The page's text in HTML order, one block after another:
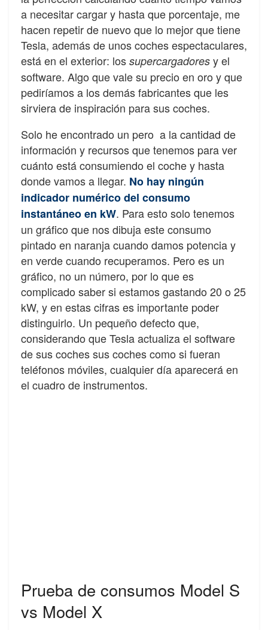
a necesitar cargar y hasta que porcentaje, me
hacen repetir de nuevo que lo mejor que tiene
Tesla, además de unos coches espectaculares,
está en el exterior: los supercargadores y el
software. Algo que vale su precio en oro y que
pediríamos a los demás fabricantes que les
sirviera de inspiración para sus coches.
Solo he encontrado un pero a la cantidad de
información y recursos que tenemos para ver
cuánto está consumiendo el coche y hasta
donde vamos a llegar. No hay ningún
indicador numérico del consumo
instantáneo en kW. Para esto solo tenemos
un gráfico que nos dibuja este consumo
pintado en naranja cuando damos potencia y
en verde cuando recuperamos. Pero es un
gráfico, no un número, por lo que es
complicado saber si estamos gastando 20 o 25
kW, y en estas cifras es importante poder
distinguirlo. Un pequeño defecto que,
considerando que Tesla actualiza el software
de sus coches sus coches como si fueran
teléfonos móviles, cualquier día aparecerá en
el cuadro de instrumentos.
Prueba de consumos Model S
vs Model X